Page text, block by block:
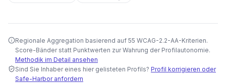
Regionale Aggregation basierend auf 55 WCAG-2.2-AA-Kriterien.
Score-Bänder statt Punktwerten zur Wahrung der Profilautonomie.
Methodik im Detail ansehen
Sind Sie Inhaber eines hier gelisteten Profils? Profil korrigieren oder
Safe-Harbor anfordern